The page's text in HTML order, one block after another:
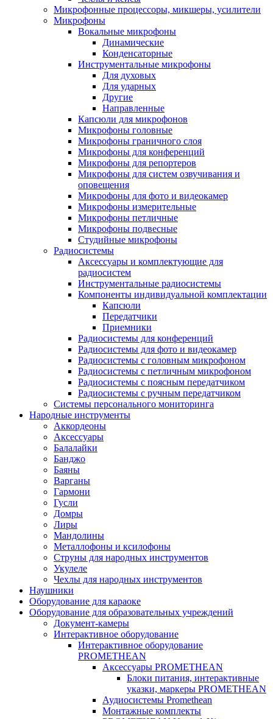
Микрофонные процессоры, микшеры, усилители
Микрофоны
Вокальные микрофоны
Динамические
Конденсаторные
Инструментальные микрофоны
Для духовых
Для ударных
Другие
Направленные
Капсюли для микрофонов
Микрофоны головные
Микрофоны граничного слоя
Микрофоны для конференций
Микрофоны для репортеров
Микрофоны для систем озвучивания и
оповещения
Микрофоны для фото и видеокамер
Микрофоны измерительные
Микрофоны петличные
Микрофоны подвесные
Студийные микрофоны
Радиосистемы
Аксессуары и комплектующие для
радиосистем
Инструментальные радиосистемы
Компоненты индивидуальной комплектации
Капсюли
Передатчики
Приемники
Радиосистемы для конференций
Радиосистемы для фото и видеокамер
Радиосистемы с головным микрофоном
Радиосистемы с петличным микрофоном
Радиосистемы с поясным передатчиком
Радиосистемы с ручным передатчиком
Системы персонального мониторинга
Народные инструменты
Аккордеоны
Аксессуары
Балалайки
Банджо
Баяны
Варганы
Гармони
Гусли
Домры
Лиры
Мандолины
Металлофоны и ксилофоны
Струны для народных инструментов
Укулеле
Чехлы для народных инструментов
Наушники
Оборудование для караоке
Оборудование для образовательных учреждений
Документ-камеры
Интерактивное оборудование
Интерактивное оборудование
PROMETHEAN
Аксессуары PROMETHEAN
Блоки питания, интерактивные
указки, маркеры PROMETHEAN
Аудиосистемы Promethean
Монтажные комплекты